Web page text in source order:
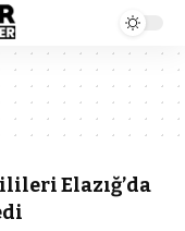
Elazığ’da